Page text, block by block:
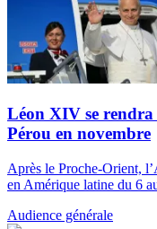
Léon XIV se
Pérou en novembre
Après le Proche-Orient,
en Amérique latine du 6
Audience générale